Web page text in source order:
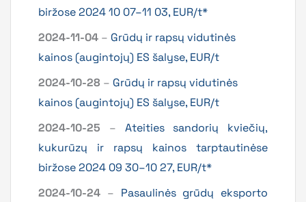
biržose 2024 10 07–11 03, EUR/t*
2024-11-04 – Grūdų ir rapsų vidutinės
kainos (augintojų) ES šalyse, EUR/t
2024-10-28 – Grūdų ir rapsų vidutinės
kainos (augintojų) ES šalyse, EUR/t
2024-10-25 – Ateities sandorių kviečių,
kukurūzų ir rapsų kainos tarptautinėse
biržose 2024 09 30–10 27, EUR/t*
2024-10-24 – Pasaulinės grūdų eksporto